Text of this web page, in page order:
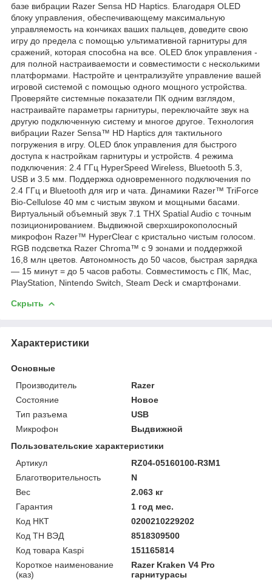
базе вибрации Razer Sensa HD Haptics. Благодаря OLED
блоку управления, обеспечивающему максимальную
управляемость на кончиках ваших пальцев, доведите свою
игру до предела с помощью ультимативной гарнитуры для
сражений, которая способна на все. OLED блок управления -
для полной настраиваемости и совместимости с несколькими
платформами. Настройте и централизуйте управление вашей
игровой системой с помощью одного мощного устройства.
Проверяйте системные показатели ПК одним взглядом,
настраивайте параметры гарнитуры, переключайте звук на
другую подключенную систему и многое другое. Технология
вибрации Razer Sensa™ HD Haptics для тактильного
погружения в игру. OLED блок управления для быстрого
доступа к настройкам гарнитуры и устройств. 4 режима
подключения: 2.4 ГГц HyperSpeed Wireless, Bluetooth 5.3,
USB и 3.5 мм. Поддержка одновременного подключения по
2.4 ГГц и Bluetooth для игр и чата. Динамики Razer™ TriForce
Bio-Cellulose 40 мм с чистым звуком и мощными басами.
Виртуальный объемный звук 7.1 THX Spatial Audio с точным
позиционированием. Выдвижной сверхширокополосный
микрофон Razer™ HyperClear с кристально чистым голосом.
RGB подсветка Razer Chroma™ с 9 зонами и поддержкой
16,8 млн цветов. Автономность до 50 часов, быстрая зарядка
— 15 минут = до 5 часов работы. Совместимость с ПК, Mac,
PlayStation, Nintendo Switch, Steam Deck и смартфонами.
Скрыть
Характеристики
Основные
Производитель
Razer
Состояние
Новое
Тип разъема
USB
Микрофон
Выдвижной
Пользовательские характеристики
Артикул
RZ04-05160100-R3M1
Благотворительность
N
Вес
2.063 кг
Гарантия
1 год мес.
Код НКТ
0200210229202
Код ТН ВЭД
8518309500
Код товара Kaspi
151165814
Короткое наименование
(каз)
Razer Kraken V4 Pro
гарнитурасы